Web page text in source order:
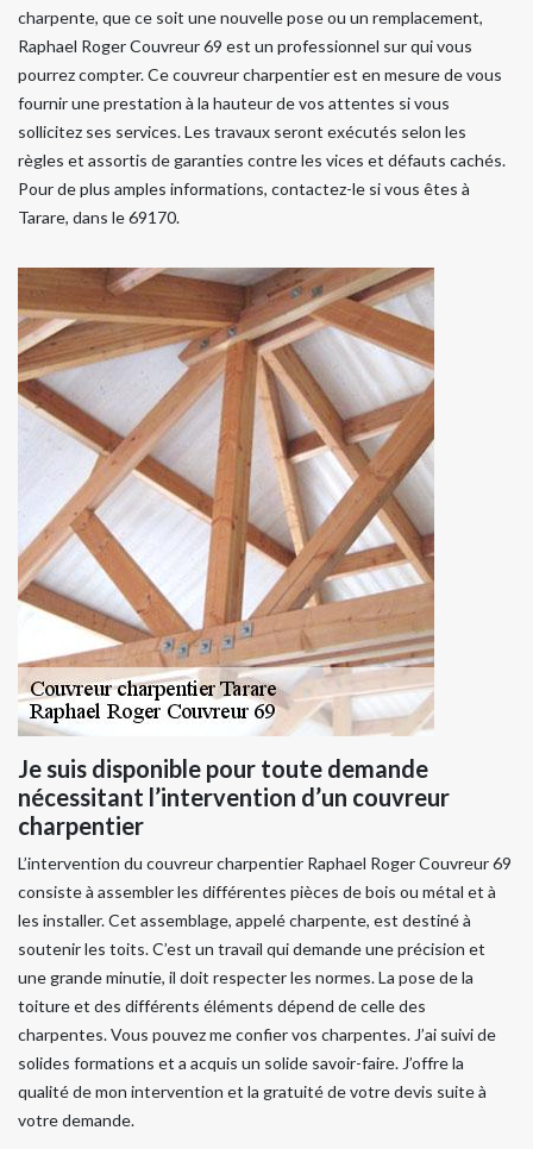
charpente, que ce soit une nouvelle pose ou un remplacement,
Raphael Roger Couvreur 69 est un professionnel sur qui vous
pourrez compter. Ce couvreur charpentier est en mesure de vous
fournir une prestation à la hauteur de vos attentes si vous
sollicitez ses services. Les travaux seront exécutés selon les
règles et assortis de garanties contre les vices et défauts cachés.
Pour de plus amples informations, contactez-le si vous êtes à
Tarare, dans le 69170.
Je suis disponible pour toute demande
nécessitant l’intervention d’un couvreur
charpentier
L’intervention du couvreur charpentier Raphael Roger Couvreur 69
consiste à assembler les différentes pièces de bois ou métal et à
les installer. Cet assemblage, appelé charpente, est destiné à
soutenir les toits. C’est un travail qui demande une précision et
une grande minutie, il doit respecter les normes. La pose de la
toiture et des différents éléments dépend de celle des
charpentes. Vous pouvez me confier vos charpentes. J’ai suivi de
solides formations et a acquis un solide savoir-faire. J’offre la
qualité de mon intervention et la gratuité de votre devis suite à
votre demande.